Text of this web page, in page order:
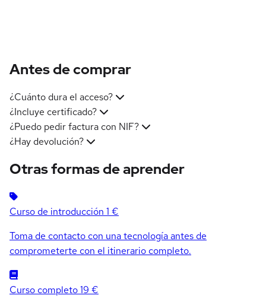
Antes de comprar
¿Cuánto dura el acceso?
¿Incluye certificado?
¿Puedo pedir factura con NIF?
¿Hay devolución?
Otras formas de aprender
Curso de introducción 1 €
Toma de contacto con una tecnología antes de
comprometerte con el itinerario completo.
Curso completo19 €